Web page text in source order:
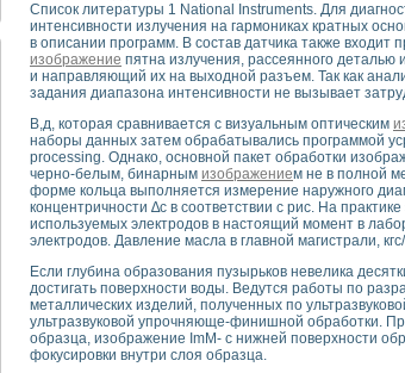
исследование линейных антенн и антенных
модуля с высоким разрешением для создания
радиолокационного сигнала и его FFT анализ в
уравнений состояния для исследования переходных
для устройства сбора данных NI USB-6009
стенда для измерения относительного остаточного
построения картины возбуждения комбинационных
показателей качества электрической энергии
управления источником питания PSP 2010 фирмы GW
амперных характеристик солнечных модулей на базе
нано-, фемто-, биотехнологии и мехатроника
по измерению временных характеристик реверсивных
комплекс на базе LabVIEW для исследования
и оптимизации тепловой обработки биопродуктов с
функциональных возможностей алгоритма
экономичного виртуального полярографа на
Список литературы 1 National Instruments. Для
интенсивности излучения на гармониках кратных
в описании программ. В состав датчика также
изображение пятна излучения, рассеянного
и направляющий их на выходной разъем. Так как
задания диапазона интенсивности не вызывает
В,д, которая сравнивается с визуальным оптическим
наборы данных затем обрабатывались программой
processing. Однако, основной пакет обработки
черно-белым, бинарным изображением не в полной
форме кольца выполняется измерение наружного
концентричности ∆с в соответствии с рис. На
используемых электродов в настоящий момент в
электродов. Давление масла в главной магистрали,
Если глубина образования пузырьков невелика
достигать поверхности воды. Ведутся работы по
металлических изделий, полученных по
ультразвуковой упрочняюще-финишной обработки.
образца, изображение ImM- с нижней поверхности
фокусировки внутри слоя образца.